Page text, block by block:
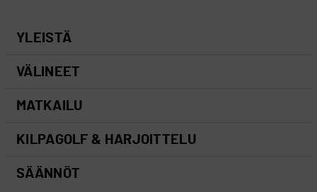
YLEISTÄ
VÄLINEET
MATKAILU
KILPAGOLF & HARJOITTELU
SÄÄNNÖT